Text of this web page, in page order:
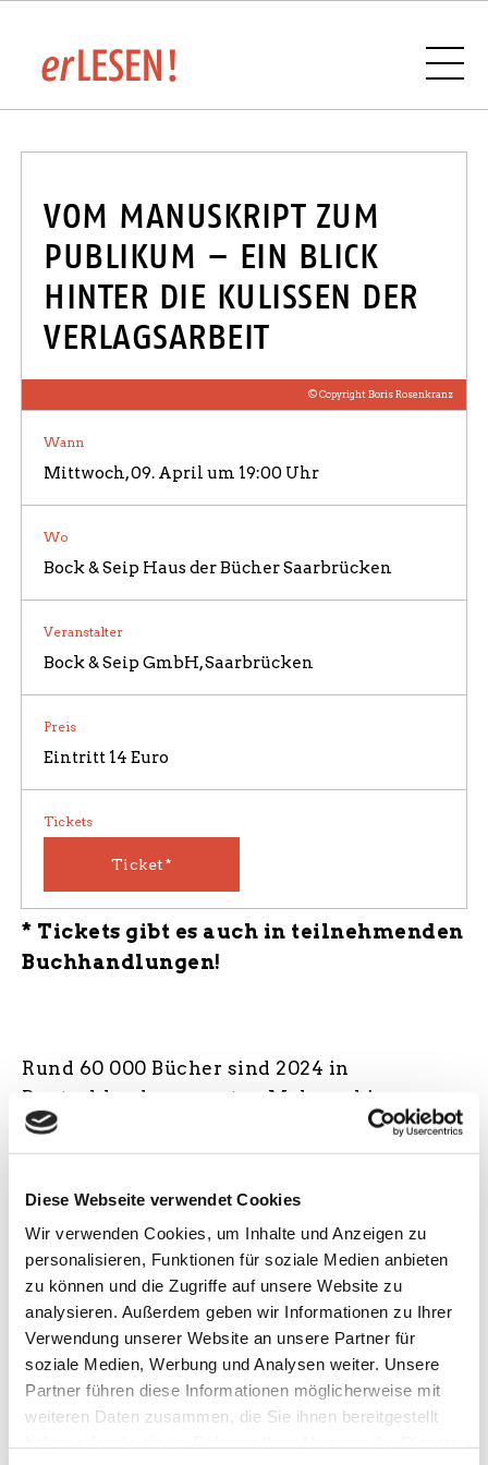
Diese Webseite verwendet Cookies
Wir verwenden Cookies, um Inhalte und Anzeigen zu
personalisieren, Funktionen für soziale Medien anbieten
zu können und die Zugriffe auf unsere Website zu
analysieren. Außerdem geben wir Informationen zu Ihrer
Verwendung unserer Website an unsere Partner für
soziale Medien, Werbung und Analysen weiter. Unsere
Partner führen diese Informationen möglicherweise mit
weiteren Daten zusammen, die Sie ihnen bereitgestellt
BUCHHANDLUNGEN UND VERLAGE IM
SAARLAND
SPONSOREN UND PARTNER
ÜBER UNS / BILDERGALERIE
VOM MANUSKRIPT ZUM
PUBLIKUM – EIN BLICK
HINTER DIE KULISSEN DER
VERLAGSARBEIT
© Copyright Boris Rosenkranz
Wann
Mittwoch, 09. April um 19:00 Uhr
Wo
Bock & Seip Haus der Bücher Saarbrücken
Veranstalter
Bock & Seip GmbH, Saarbrücken
Preis
Eintritt 14 Euro
Tickets
Ticket*
* Tickets gibt es auch in teilnehmenden
Buchhandlungen!
Rund 60 000 Bücher sind 2024 in
Deutschland zum ersten Mal erschienen.
Wer entscheidet eigentlich darüber, welche
Texte veröffentlicht werden? Und nach
findet? Der Sachbuch-Podcaster ("table of
content") und langjährige Lektor Christof
Blome verrät, wie in Publikumsverlagen
Bücher entstehen: von der Auswahl über die
Arbeit am Text und die äußere Gestalt bis
hin zum Marketing. Dabei erzählt er
besonders aus dem Arbeitsalltag im
Lektorat. Ein spannender Abend für alle, die